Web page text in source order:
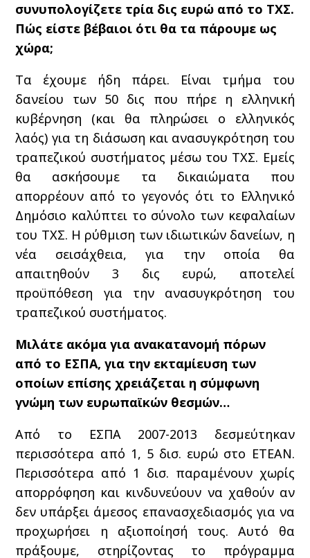
συνυπολογίζετε τρία δις ευρώ από το ΤΧΣ.
Πώς είστε βέβαιοι ότι θα τα πάρουμε ως
χώρα;
Τα έχουμε ήδη πάρει. Είναι τμήμα του
δανείου των 50 δις που πήρε η ελληνική
κυβέρνηση (και θα πληρώσει ο ελληνικός
λαός) για τη διάσωση και ανασυγκρότηση του
τραπεζικού συστήματος μέσω του ΤΧΣ. Εμείς
θα ασκήσουμε τα δικαιώματα που
απορρέουν από το γεγονός ότι το Ελληνικό
Δημόσιο καλύπτει το σύνολο των κεφαλαίων
του ΤΧΣ. Η ρύθμιση των ιδιωτικών δανείων, η
νέα σεισάχθεια, για την οποία θα
απαιτηθούν 3 δις ευρώ, αποτελεί
προϋπόθεση για την ανασυγκρότηση του
τραπεζικού συστήματος.
Μιλάτε ακόμα για ανακατανομή πόρων
από το ΕΣΠΑ, για την εκταμίευση των
οποίων επίσης χρειάζεται η σύμφωνη
γνώμη των ευρωπαϊκών θεσμών…
Από το ΕΣΠΑ 2007-2013 δεσμεύτηκαν
περισσότερα από 1, 5 δισ. ευρώ στο ΕΤΕΑΝ.
Περισσότερα από 1 δισ. παραμένουν χωρίς
απορρόφηση και κινδυνεύουν να χαθούν αν
δεν υπάρξει άμεσος επανασχεδιασμός για να
προχωρήσει η αξιοποίησή τους. Αυτό θα
πράξουμε, στηρίζοντας το πρόγραμμα